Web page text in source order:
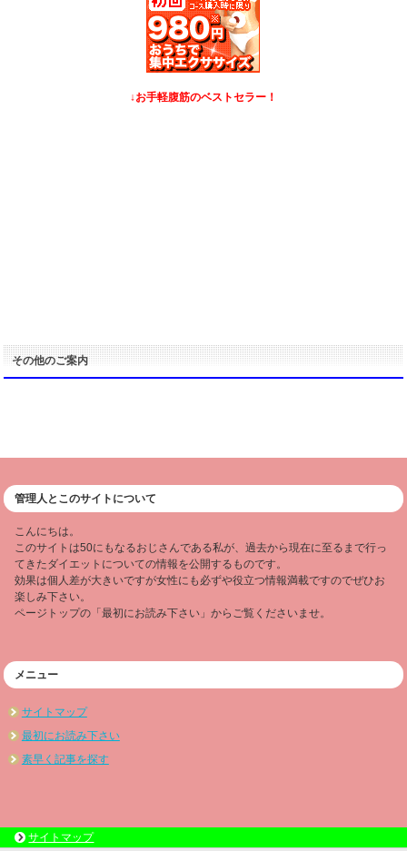
↓お手軽腹筋のベストセラー！
その他のご案内
管理人とこのサイトについて
こんにちは。
このサイトは50にもなるおじさんである私が、過去から現在に至るまで行っ
てきたダイエットについての情報を公開するものです。
効果は個人差が大きいですが女性にも必ずや役立つ情報満載ですのでぜひお
楽しみ下さい。
ページトップの「最初にお読み下さい」からご覧くださいませ。
メニュー
サイトマップ
最初にお読み下さい
素早く記事を探す
サイトマップ